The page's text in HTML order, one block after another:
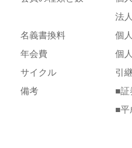
法
名義書換料
個
年会費
個
サイクル
引
備考
■証
■